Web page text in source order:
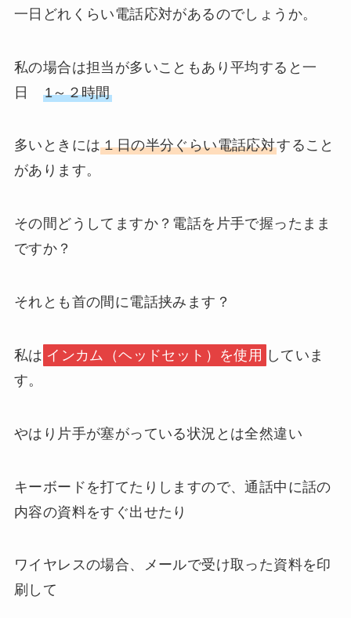
一日どれくらい電話応対があるのでしょうか。
私の場合は担当が多いこともあり平均すると一
日 1～２時間
多いときには１日の半分ぐらい電話応対すること
があります。
その間どうしてますか？電話を片手で握ったまま
ですか？
それとも首の間に電話挟みます？
私は インカム（ヘッドセット）を使用 していま
す。
やはり片手が塞がっている状況とは全然違い
キーボードを打てたりしますので、通話中に話の
内容の資料をすぐ出せたり
ワイヤレスの場合、メールで受け取った資料を印
刷して